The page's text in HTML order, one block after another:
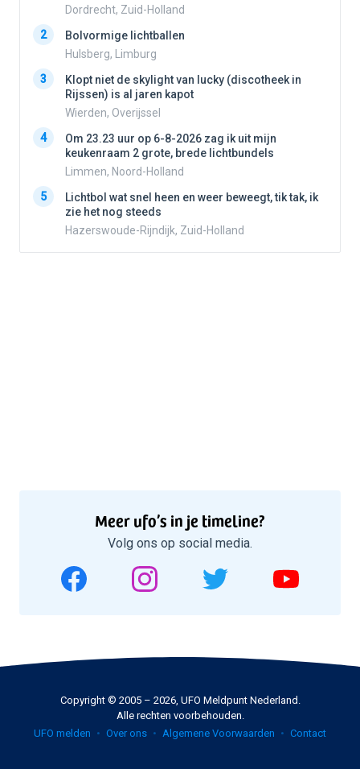
Dordrecht, Zuid-Holland
2
Bolvormige lichtballen
Hulsberg, Limburg
3
Klopt niet de skylight van lucky (discotheek in
Rijssen) is al jaren kapot
Wierden, Overijssel
4
Om 23.23 uur op 6-8-2026 zag ik uit mijn
keukenraam 2 grote, brede lichtbundels
Limmen, Noord-Holland
5
Lichtbol wat snel heen en weer beweegt, tik tak, ik
zie het nog steeds
Hazerswoude-Rijndijk, Zuid-Holland
Meer ufo’s in je timeline?
Volg ons op social media.
Copyright © 2005 – 2026, UFO Meldpunt Nederland.
Alle rechten voorbehouden.
UFO melden
Over ons Algemene Voorwaarden Contact